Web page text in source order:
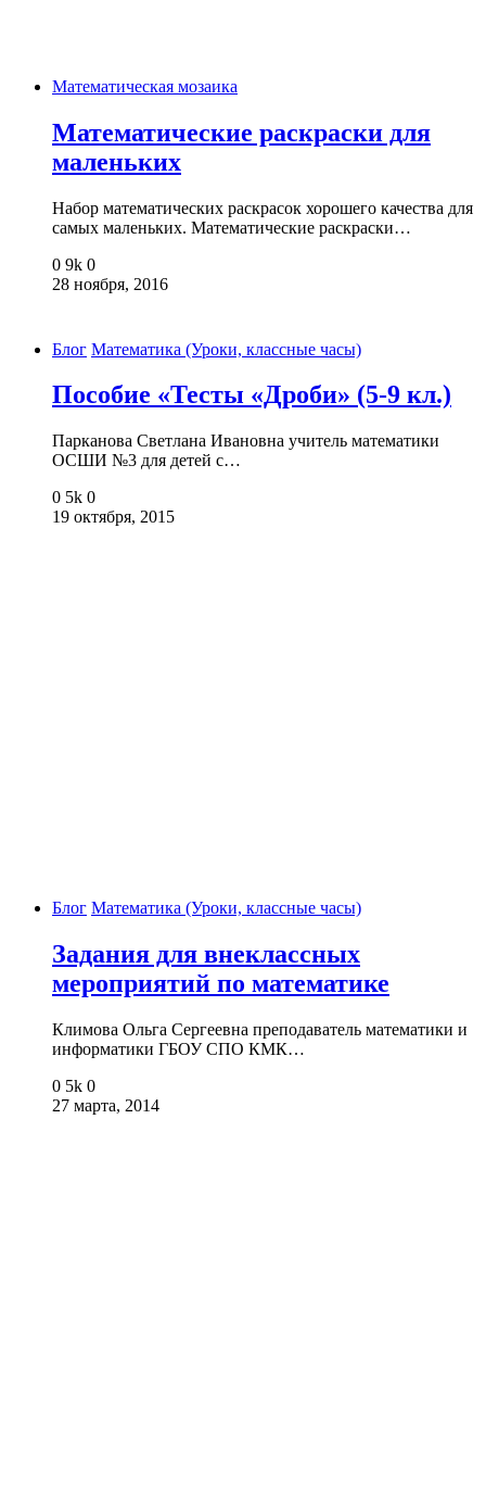
Математическая мозаика
Математические раскраски для
маленьких
Набор математических раскрасок хорошего качества для
самых маленьких. Математические раскраски…
0 9k 0
28 ноября, 2016
Блог Математика (Уроки, классные часы)
Пособие «Тесты «Дроби» (5-9 кл.)
Парканова Светлана Ивановна учитель математики
ОСШИ №3 для детей с…
0 5k 0
19 октября, 2015
Блог Математика (Уроки, классные часы)
Задания для внеклассных
мероприятий по математике
Климова Ольга Сергеевна преподаватель математики и
информатики ГБОУ СПО КМК…
0 5k 0
27 марта, 2014